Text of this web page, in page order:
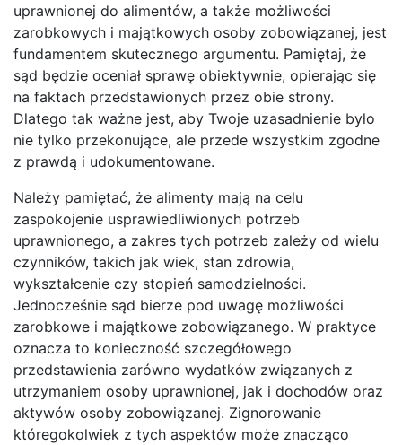
uprawnionej do alimentów, a także możliwości
zarobkowych i majątkowych osoby zobowiązanej, jest
fundamentem skutecznego argumentu. Pamiętaj, że
sąd będzie oceniał sprawę obiektywnie, opierając się
na faktach przedstawionych przez obie strony.
Dlatego tak ważne jest, aby Twoje uzasadnienie było
nie tylko przekonujące, ale przede wszystkim zgodne
z prawdą i udokumentowane.
Należy pamiętać, że alimenty mają na celu
zaspokojenie usprawiedliwionych potrzeb
uprawnionego, a zakres tych potrzeb zależy od wielu
czynników, takich jak wiek, stan zdrowia,
wykształcenie czy stopień samodzielności.
Jednocześnie sąd bierze pod uwagę możliwości
zarobkowe i majątkowe zobowiązanego. W praktyce
oznacza to konieczność szczegółowego
przedstawienia zarówno wydatków związanych z
utrzymaniem osoby uprawnionej, jak i dochodów oraz
aktywów osoby zobowiązanej. Zignorowanie
któregokolwiek z tych aspektów może znacząco